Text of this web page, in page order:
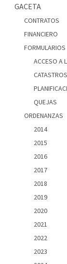
GACETA
CONTRATOS
FINANCIERO
FORMULARIOS
ACCESO A
CATASTROS
QUEJAS
ORDENANZAS
2014
2015
2016
2017
2018
2019
2020
2021
2022
2023